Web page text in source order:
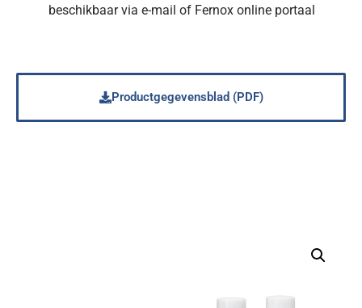
beschikbaar via e-mail of Fernox online portaal
Productgegevensblad (PDF)